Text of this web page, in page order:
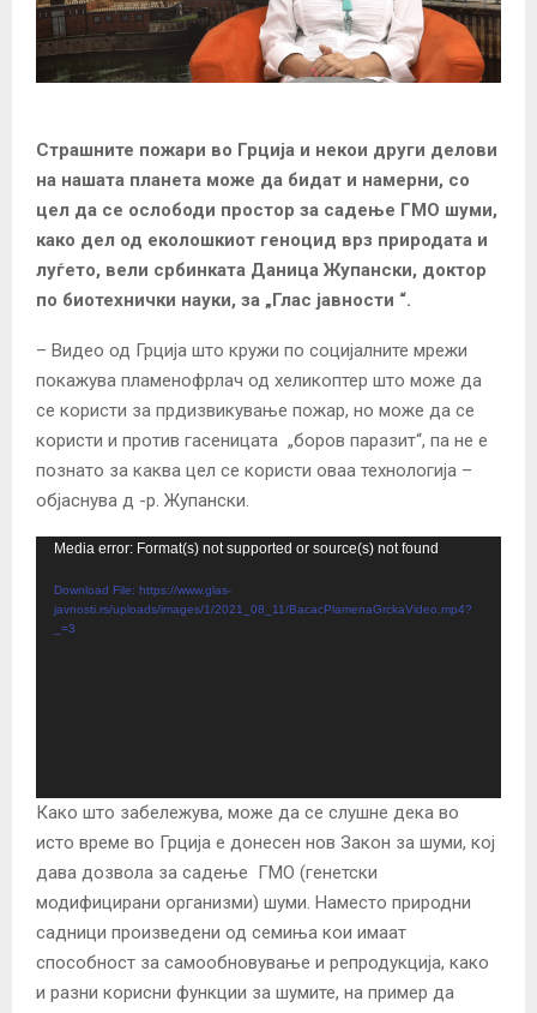
Страшните пожари во Грција и некои други делови
на нашата планета може да бидат и намерни, со
цел да се ослободи простор за садење ГМО шуми,
како дел од еколошкиот геноцид врз природата и
луѓето, вели србинката Даница Жупански, доктор
по биотехнички науки, за „Глас јавности “.
– Видео од Грција што кружи по социјалните мрежи
покажува пламенофрлач од хеликоптер што може да
се користи за прдизвикување пожар, но може да се
користи и против гасеницата „боров паразит“, па не е
познато за каква цел се користи оваа технологија –
објаснува д -р. Жупански.
e
r
Media error: Format(s) not supported or source(s) not found
Download File: https://www.glas-
javnosti.rs/uploads/images/1/2021_08_11/BacacPlamenaGrckaVideo.mp4?
_=3
Како што забележува, може да се слушне дека во
исто време во Грција е донесен нов Закон за шуми, кој
дава дозвола за садење ГМО (генетски
модифицирани организми) шуми. Наместо природни
садници произведени од семиња кои имаат
способност за самообновување и репродукција, како
и разни корисни функции за шумите, на пример да